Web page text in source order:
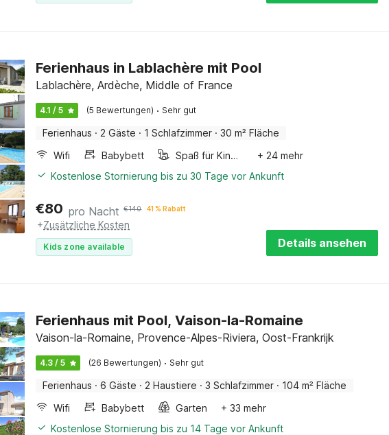
Ferienhaus in Lablachère mit Pool
Lablachère, Ardèche, Middle of France
4.1 / 5 (5 Bewertungen) · Sehr gut
Ferienhaus · 2 Gäste · 1 Schlafzimmer · 30 m² Fläche
Wifi
Babybett Spaß für Kinder
+ 24 mehr
Kostenlose Stornierung bis zu 30 Tage vor Ankunft
€80 pro Nacht €140 41 % Rabatt
+Zusätzliche Kosten
Kids zone available Details ansehen
Ferienhaus mit Pool, Vaison-la-Romaine
Vaison-la-Romaine, Provence-Alpes-Riviera, Oost-Frankrijk
4.3 / 5 (26 Bewertungen) · Sehr gut
Ferienhaus · 6 Gäste · 2 Haustiere · 3 Schlafzimmer · 104 m² Fläche
Wifi
Babybett Garten
+ 33 mehr
Kostenlose Stornierung bis zu 14 Tage vor Ankunft